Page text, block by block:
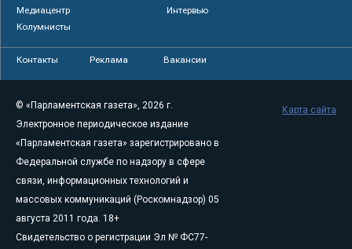
Медиацентр
Интервью
Колумнисты
Контакты Реклама Вакансии
© «Парламентская газета», 2026 г.
Электронное периодическое издание
«Парламентская газета» зарегистрировано в
Федеральной службе по надзору в сфере
связи, информационных технологий и
массовых коммуникаций (Роскомнадзор) 05
августа 2011 года. 18+
Свидетельство о регистрации Эл № ФС77-
Карта сайта